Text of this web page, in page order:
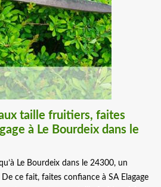
taille fruitiers, faites
à Le Bourdeix dans le
Le Bourdeix dans le 24300, un
ce fait, faites confiance à SA Elagage